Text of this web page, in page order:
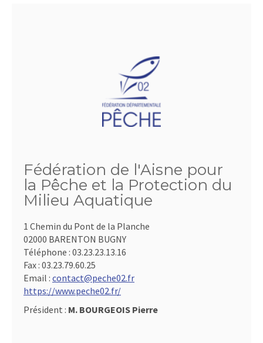
Fédération de l'Aisne pour
la Pêche et la Protection du
Milieu Aquatique
1 Chemin du Pont de la Planche
02000 BARENTON BUGNY
Téléphone : 03.23.23.13.16
Fax : 03.23.79.60.25
Email : contact@peche02.fr
https://www.peche02.fr/
Président : M. BOURGEOIS Pierre